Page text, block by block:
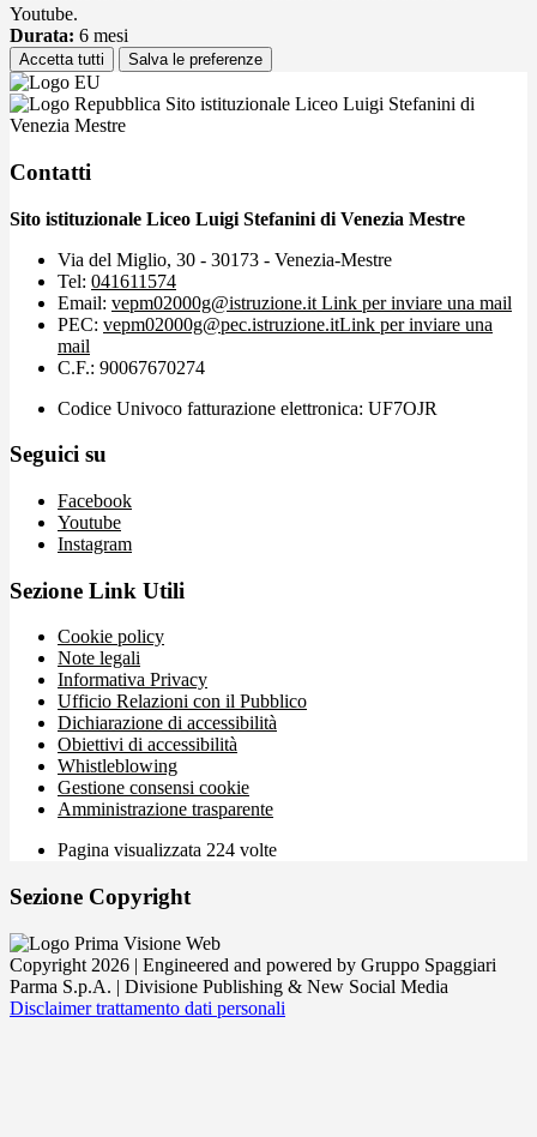
Youtube.
Durata: 6 mesi
Accetta tutti Salva le preferenze
Sito istituzionale Liceo Luigi Stefanini di
Venezia Mestre
Contatti
Sito istituzionale Liceo Luigi Stefanini di Venezia Mestre
Via del Miglio, 30 - 30173 - Venezia-Mestre
Tel: 041611574
Email: vepm02000g@istruzione.it Link per inviare una mail
PEC: vepm02000g@pec.istruzione.itLink per inviare una
mail
C.F.: 90067670274
Codice Univoco fatturazione elettronica: UF7OJR
Seguici su
Facebook
Youtube
Instagram
Sezione Link Utili
Cookie policy
Note legali
Informativa Privacy
Ufficio Relazioni con il Pubblico
Dichiarazione di accessibilità
Obiettivi di accessibilità
Whistleblowing
Gestione consensi cookie
Amministrazione trasparente
Pagina visualizzata 224 volte
Sezione Copyright
Copyright 2026 | Engineered and powered by Gruppo Spaggiari
Parma S.p.A. | Divisione Publishing & New Social Media
Disclaimer trattamento dati personali